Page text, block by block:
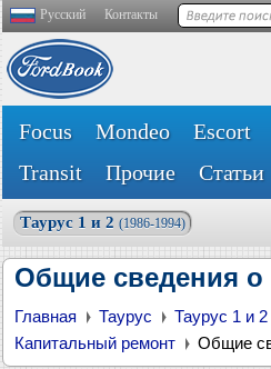
Русский Контакты
Focus Mondeo Escort
Transit
Прочие Статьи
Таурус 1 и 2 (1986-1994)
Общие сведения о
Главная Таурус Таурус 1 и 2
Капитальный ремонт
Общие